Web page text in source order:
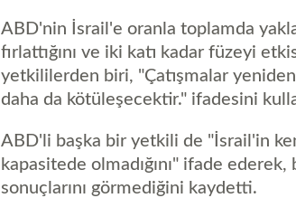
ABD'nin İsrail'e oranla toplamda
fırlattığını ve iki katı kadar füzeyi
yetkililerden biri, "Çatışmalar
daha da kötüleşecektir." ifadesini
ABD'li başka bir yetkili de "İsrail'in
kapasitede olmadığını" ifade
sonuçlarını görmediğini kaydetti.